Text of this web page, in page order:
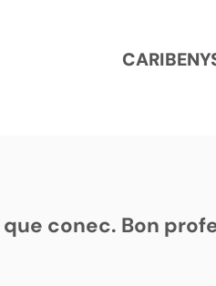
conec. Bon